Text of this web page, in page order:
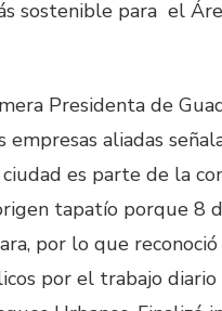
sostenible para el
Presidenta de
empresas aliadas
es parte de la
tapatío porque 8
por lo que
por el trabajo